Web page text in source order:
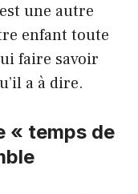
une autre
enfant toute
faire savoir
a à dire.
« temps de